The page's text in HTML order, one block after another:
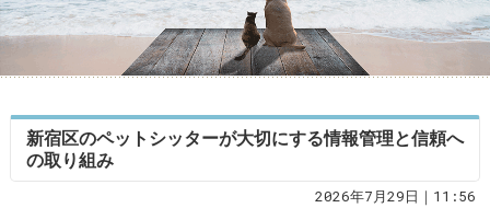
新宿区のペットシッターが大切にする情報管理と信頼へ
の取り組み
2026年7月29日｜11:56